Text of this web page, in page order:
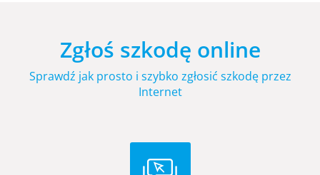
Zgłoś szkodę online
Sprawdź jak prosto i szybko zgłosić szkodę przez
Internet